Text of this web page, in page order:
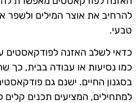
להרחיב את אוצר המילים ולשפר
טבעי.
כדאי לשלב האזנה לפודקאסטים עם
כמו נסיעות או עבודה בבית, כך
בסגנון החיים. ישנם גם
למתחילים, המציעים תכנים